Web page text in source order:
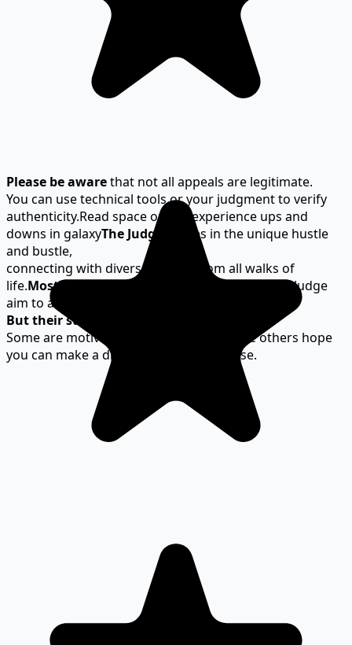
Please be awarethat not all appeals are legitimate.
You can use technical tools or your judgment to verify
authenticity.Read space opera, experience ups and
downs in galaxyThe Judge
thrives in the unique hustle
and bustle,
connecting with diverse people from all walks of
life.Most peopleyou meet in your career as The Judge
aim to ask for your help.
But their starting points are different,
Some are motivated by self-interest, while others hope
you can make a difference in the universe.